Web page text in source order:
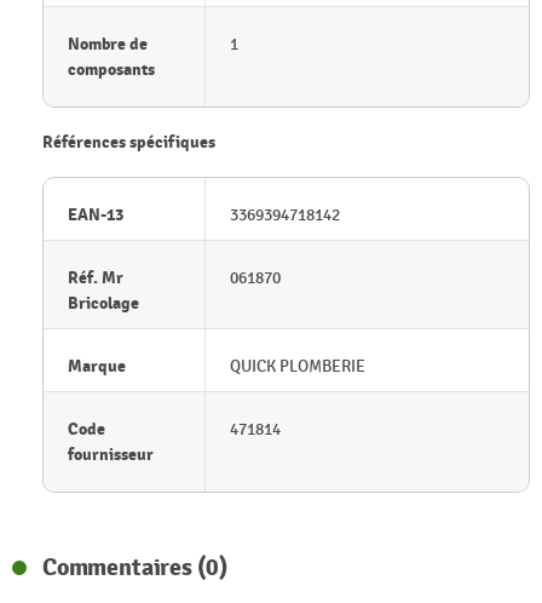
Nombre de
composants
1
Références spécifiques
EAN-13 3369394718142
Réf. Mr
Bricolage
061870
Marque QUICK PLOMBERIE
Code
fournisseur
471814
Commentaires (0)